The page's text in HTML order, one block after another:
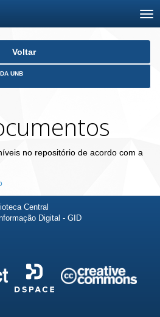
Voltar
UNB
no repositório de acordo com a
Central
Digital - GID